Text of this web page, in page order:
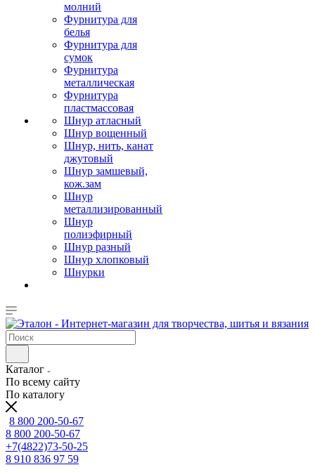
молний
Фурнитура для
белья
Фурнитура для
сумок
Фурнитура
металлическая
Фурнитура
пластмассовая
Шнур атласный
Шнур вощенный
Шнур, нить, канат
джутовый
Шнур замшевый,
кож.зам
Шнур
металлизированный
Шнур
полиэфирный
Шнур разный
Шнур хлопковый
Шнурки
Каталог
По всему сайту
По каталогу
8 800 200-50-67
8 800 200-50-67
+7(4822)73-50-25
8 910 836 97 59